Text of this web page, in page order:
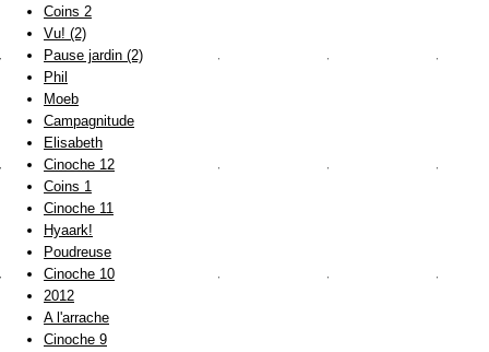
Coins 2
Vu! (2)
Pause jardin (2)
Phil
Moeb
Campagnitude
Elisabeth
Cinoche 12
Coins 1
Cinoche 11
Hyaark!
Poudreuse
Cinoche 10
2012
A l'arrache
Cinoche 9